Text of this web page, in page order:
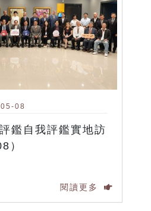
08
鑑自我評鑑實地訪
）
閱讀更多